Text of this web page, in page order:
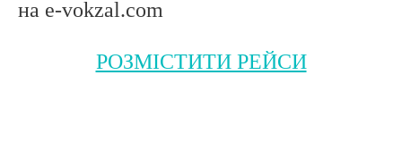
на e-vokzal.com
РОЗМІСТИТИ РЕЙСИ